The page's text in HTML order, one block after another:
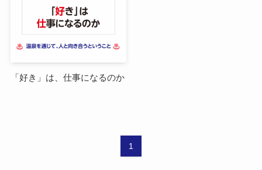
「好き」は、仕事になるのか
1